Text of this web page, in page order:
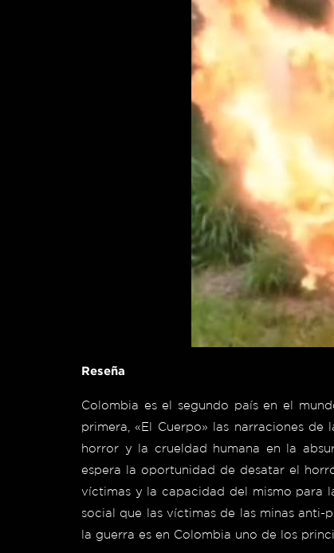
Reseña
Colombia es el segundo país en el
primera, «El Cuerpo» las narraciones
horror y la crueldad humana en la
espera la oportunidad de desatar el
víctimas y la capacidad del mismo para
social que las víctimas de las minas anti-
la guerra es en Colombia uno de los